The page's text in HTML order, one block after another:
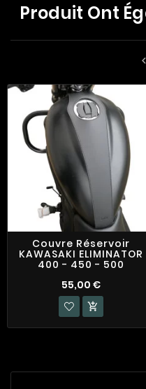
Produit Ont

Couvre Réservoir
KAWASAKI ELIMINATOR
400 - 450 - 500
55,00 €
